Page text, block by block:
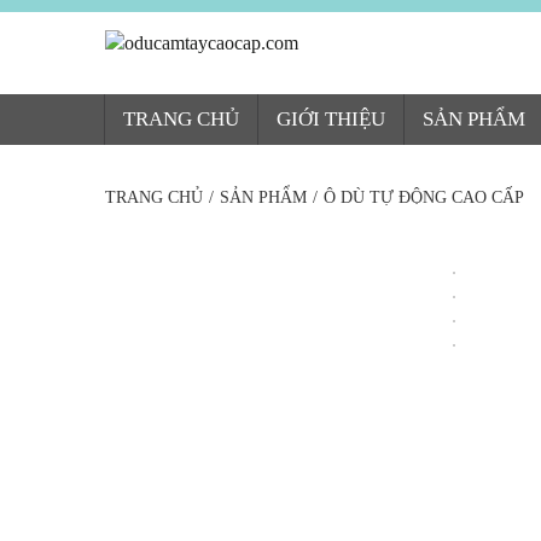
TRANG CHỦ GIỚI THIỆU SẢN PHẨM
TRANG CHỦ / SẢN PHẨM / Ô DÙ TỰ ĐỘNG CAO CẤP